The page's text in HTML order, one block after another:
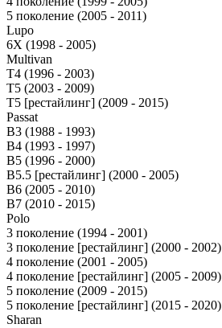
5 поколение (2005 - 2011)
Lupo
6X (1998 - 2005)
Multivan
T4 (1996 - 2003)
T5 (2003 - 2009)
T5 [рестайлинг] (2009 - 2015)
Passat
B3 (1988 - 1993)
B4 (1993 - 1997)
B5 (1996 - 2000)
B5.5 [рестайлинг] (2000 - 2005)
B6 (2005 - 2010)
B7 (2010 - 2015)
Polo
3 поколение (1994 - 2001)
3 поколение [рестайлинг] (2000 - 2002)
4 поколение (2001 - 2005)
4 поколение [рестайлинг] (2005 - 2009)
5 поколение (2009 - 2015)
5 поколение [рестайлинг] (2015 - 2020)
Sharan